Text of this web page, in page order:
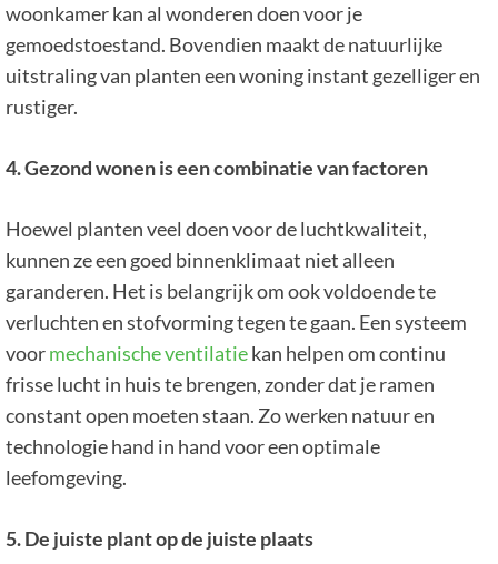
woonkamer kan al wonderen doen voor je
gemoedstoestand. Bovendien maakt de natuurlijke
uitstraling van planten een woning instant gezelliger en
rustiger.
4. Gezond wonen is een combinatie van factoren
Hoewel planten veel doen voor de luchtkwaliteit,
kunnen ze een goed binnenklimaat niet alleen
garanderen. Het is belangrijk om ook voldoende te
verluchten en stofvorming tegen te gaan. Een systeem
voormechanische ventilatiekan helpen om continu
frisse lucht in huis te brengen, zonder dat je ramen
constant open moeten staan. Zo werken natuur en
technologie hand in hand voor een optimale
leefomgeving.
5. De juiste plant op de juiste plaats